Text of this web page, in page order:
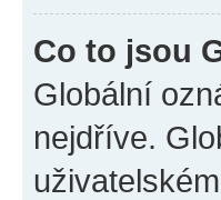
Co to jsou
Globální
nejdříve.